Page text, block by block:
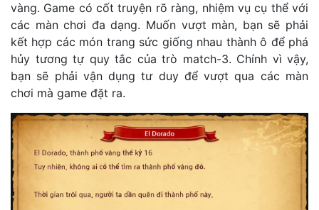
vàng. Game có cốt truyện rõ ràng, nhiệm vụ cụ thể với
các màn chơi đa dạng. Muốn vượt màn, bạn sẽ phải
kết hợp các món trang sức giống nhau thành ô để phá
hủy tương tự quy tắc của trò match-3. Chính vì vậy,
bạn sẽ phải vận dụng tư duy để vượt qua các màn
chơi mà game đặt ra.